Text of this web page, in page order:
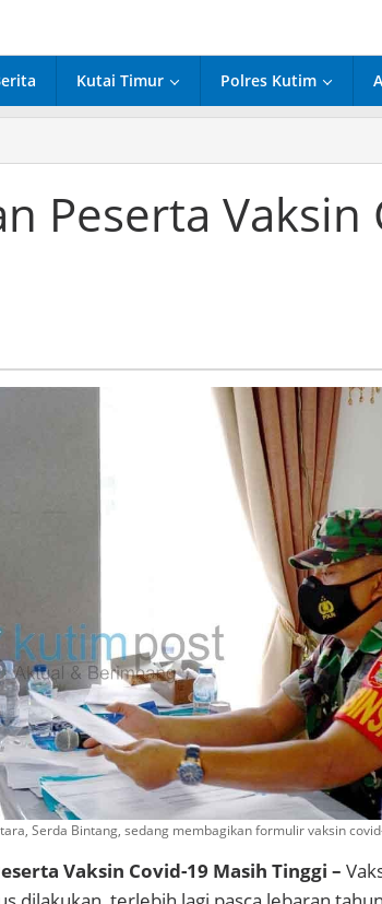
Kutai Timur Polres Kutim
Peserta Vaksin
Serda Bintang, sedang membagikan formulir vaksin
Vaksin Covid-19 Masih Tinggi –